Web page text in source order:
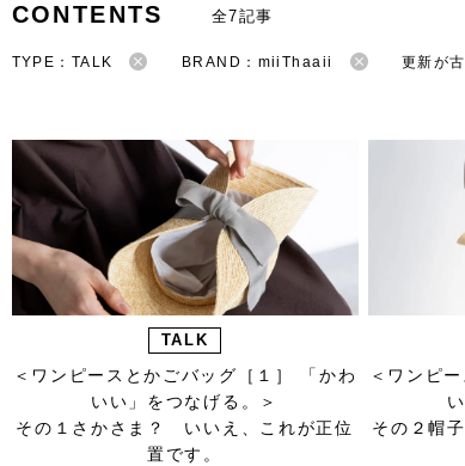
CONTENTS 全7記事
TYPE：TALK BRAND：miiThaaii 更新が
TALK
＜ワンピースとかごバッグ［１］ 「かわ
いい」をつなげる。＞
その１さかさま？ いいえ、これが正位
置です。
＜ワンピ
その２帽